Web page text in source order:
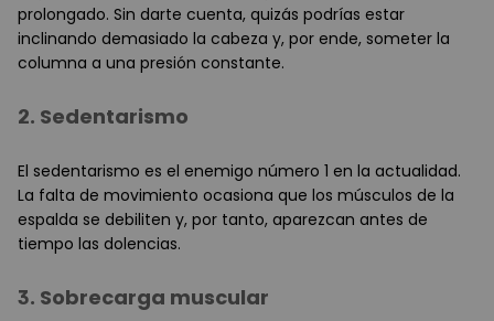
prolongado. Sin darte cuenta, quizás podrías estar
inclinando demasiado la cabeza y, por ende, someter la
columna a una presión constante.
2. Sedentarismo
El sedentarismo es el enemigo número 1 en la actualidad.
La falta de movimiento ocasiona que los músculos de la
espalda se debiliten y, por tanto, aparezcan antes de
tiempo las dolencias.
3. Sobrecarga muscular